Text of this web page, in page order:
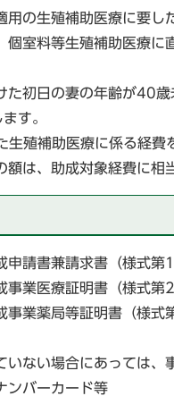
用の生殖補助医療に要
個室料等生殖補助医療
た初日の妻の年齢が40
す。
殖補助医療に係る経費
額は、助成対象経費に
請書兼請求書（様式第1
業医療証明書（様式第2
業薬局等証明書（様式
いない場合にあっては
類の写